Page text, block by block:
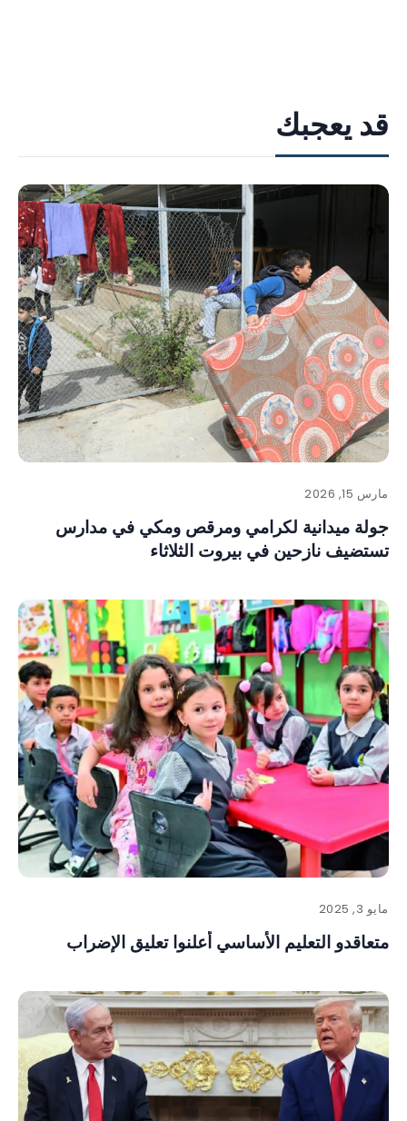
قد يعجبك
مارس 15, 2026
جولة ميدانية لكرامي ومرقص ومكي في مدارس
تستضيف نازحين في بيروت الثلاثاء
مايو 3, 2025
متعاقدو التعليم الأساسي أعلنوا تعليق الإضراب